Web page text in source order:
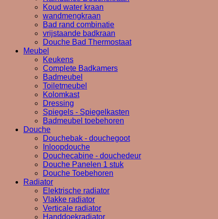
Koud water kraan
wandmengkraan
Bad rand combinatie
vrijstaande badkraan
Douche Bad Thermostaat
Meubel
Keukens
Complete Badkamers
Badmeubel
Toiletmeubel
Kolomkast
Dressing
Spiegels - Spiegelkasten
Badmeubel toebehoren
Douche
Douchebak - douchegoot
Inloopdouche
Douchecabine - douchedeur
Douche Panelen 1 stuk
Douche Toebehoren
Radiator
Elektrische radiator
Vlakke radiator
Verticale radiator
Handdoekradiator